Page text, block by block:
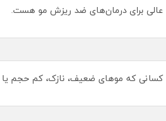
برای درمان‌های ضد ریزش مو هست.
که موهای ضعیف، نازک، کم‌ حجم یا